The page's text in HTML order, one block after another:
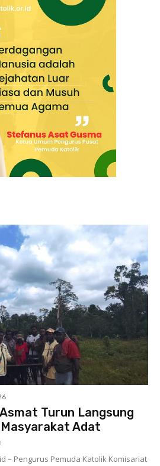
Turun Langsung
Adat
– Pengurus Pemuda Katolik Komisariat